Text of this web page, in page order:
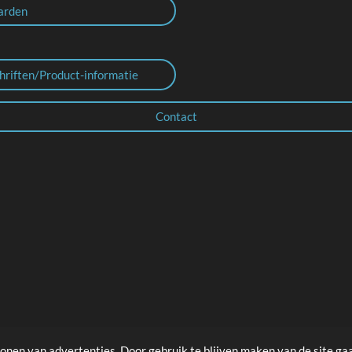
Product-informatie
Contact